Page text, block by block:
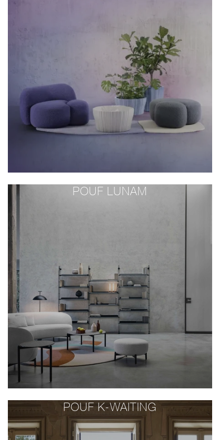
POUF LUNAM
POUF K-WAITING